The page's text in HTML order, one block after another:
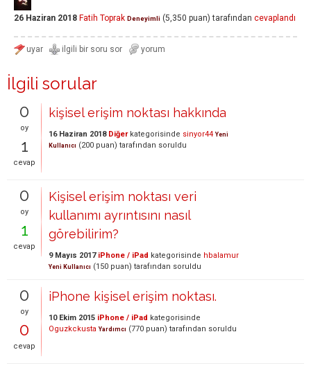
26 Haziran 2018 Fatih Toprak Deneyimli (5,350 puan) tarafından cevaplandı
İlgili sorular
0
oy
1
cevap
kişisel erişim noktası hakkında
16 Haziran 2018 Diğerkategorisinde sinyor44 Yeni
Kullanıcı (200 puan) tarafından soruldu
0
oy
1
cevap
Kişisel erişim noktası veri
kullanımı ayrıntısını nasıl
görebilirim?
9 Mayıs 2017 iPhone / iPad kategorisinde hbalamur
Yeni Kullanıcı (150 puan) tarafından soruldu
0
oy
0
cevap
iPhone kişisel erişim noktası.
10 Ekim 2015 iPhone / iPad kategorisinde
Oguzkckusta Yardımcı (770 puan) tarafından soruldu